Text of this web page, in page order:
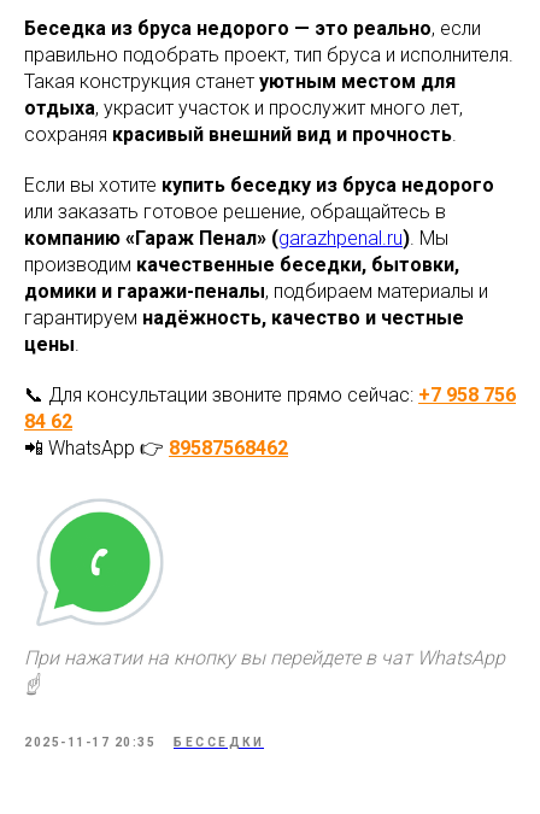
Беседка из бруса недорого — это реально, если
правильно подобрать проект, тип бруса и исполнителя.
Такая конструкция станет уютным местом для
отдыха, украсит участок и прослужит много лет,
сохраняя красивый внешний вид и прочность.
Если вы хотите купить беседку из бруса недорого
или заказать готовое решение, обращайтесь в
компанию «Гараж Пенал» (garazhpenal.ru). Мы
производим качественные беседки, бытовки,
домики и гаражи-пеналы, подбираем материалы и
гарантируем надёжность, качество и честные
цены.
📞 Для консультации звоните прямо сейчас: +7 958 756
84 62
📲 WhatsApp 👉 89587568462
При нажатии на кнопку вы перейдете в чат WhatsApp
☝️
2025-11-17 20:35 БЕССЕДКИ